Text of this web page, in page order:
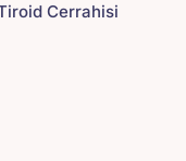
Cerrahisi